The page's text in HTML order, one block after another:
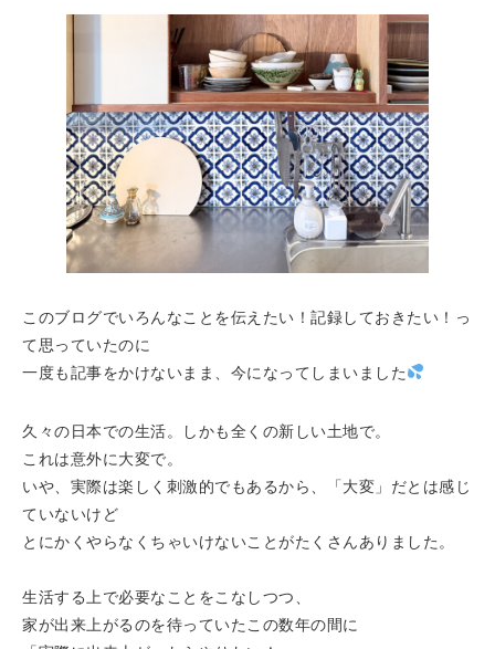
このブログでいろんなことを伝えたい！記録しておきたい！っ
て思っていたのに
一度も記事をかけないまま、今になってしまいました
久々の日本での生活。しかも全くの新しい土地で。
これは意外に大変で。
いや、実際は楽しく刺激的でもあるから、「大変」だとは感じ
ていないけど
とにかくやらなくちゃいけないことがたくさんありました。
生活する上で必要なことをこなしつつ、
家が出来上がるのを待っていたこの数年の間に